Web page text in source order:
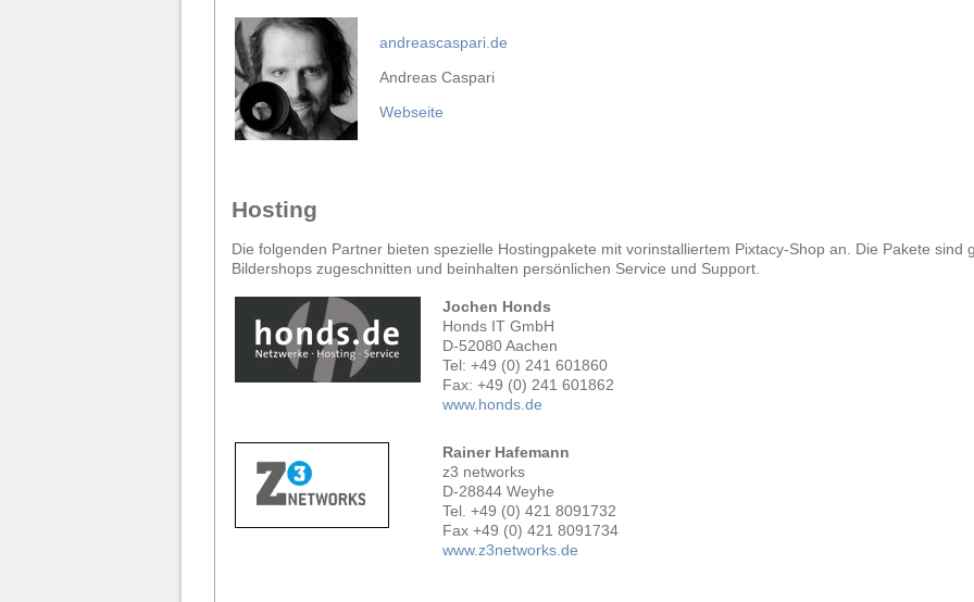
andreascaspari.de
Andreas Caspari
Webseite
Hosting
Die folgenden Partner bieten spezielle Hostingpakete mit vorinstalliertem Pixtacy-Shop an. Die Pakete sind
Bildershops zugeschnitten und beinhalten persönlichen Service und Support.
Jochen Honds
Honds IT GmbH
D-52080 Aachen
Tel: +49 (0) 241 601860
Fax: +49 (0) 241 601862
www.honds.de
Rainer Hafemann
z3 networks
D-28844 Weyhe
Tel. +49 (0) 421 8091732
Fax +49 (0) 421 8091734
www.z3networks.de